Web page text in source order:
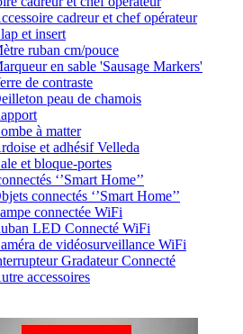
cadreur et chef opérateur
et insert
ruban cm/pouce
en sable 'Sausage Markers'
de contraste
peau de chamois
à matter
et adhésif Velleda
et bloque-portes
‘’Smart Home’’
connectés ‘’Smart Home’’
connectée WiFi
LED Connecté WiFi
de vidéosurveillance WiFi
Gradateur Connecté
accessoires